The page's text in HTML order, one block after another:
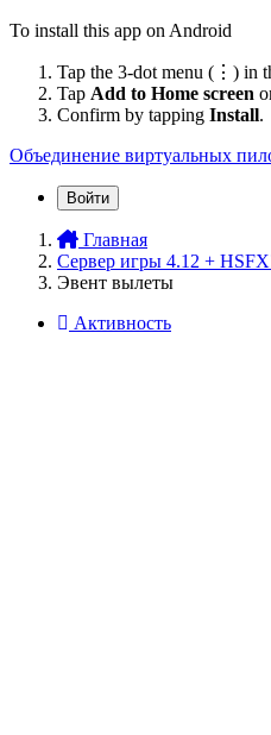
To install this app on Android
Tap the 3-dot menu (⋮) in
Tap Add to Home screen
Confirm by tapping Install.
Объединение виртуальных
Войти
Главная
Сервер игры 4.12 +
Эвент вылеты
Активность